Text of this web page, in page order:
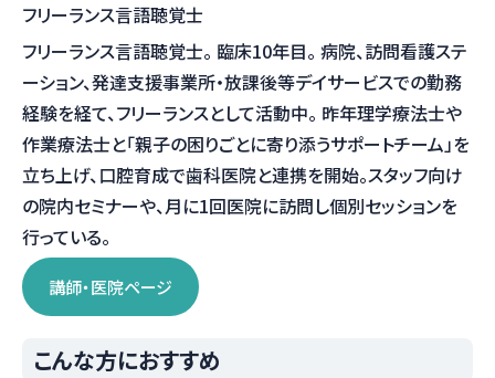
フリーランス言語聴覚士
フリーランス言語聴覚士。 臨床10年目。 病院、訪問看護ステ
ーション、発達支援事業所・放課後等デイサービスでの勤務
経験を経て、フリーランスとして活動中。 昨年理学療法士や
作業療法士と「親子の困りごとに寄り添うサポートチーム」を
立ち上げ、口腔育成で歯科医院と連携を開始。スタッフ向け
の院内セミナーや、月に1回医院に訪問し個別セッションを
行っている。
講師・医院ページ
こんな方におすすめ